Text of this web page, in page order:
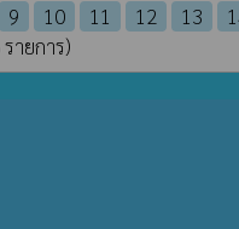
9 10 11 12 13
ายการ)